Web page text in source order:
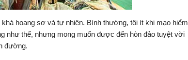
hoang sơ và tự nhiên. Bình thường, tôi ít khi mạo hiểm
như thế, nhưng mong muốn được đến hòn đảo tuyệt vời
đường.